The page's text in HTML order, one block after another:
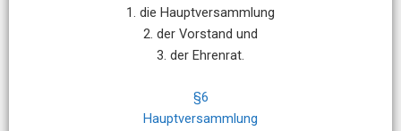
1. die Hauptversammlung
2. der Vorstand und
3. der Ehrenrat.
§6
Hauptversammlung